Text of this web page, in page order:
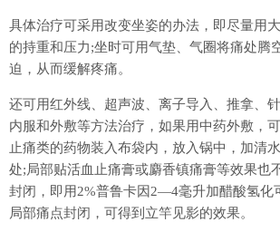
具体治疗可采用改变坐姿的办法，即尽量用
的持重和压力;坐时可用气垫、气圈将痛处腾
迫，从而缓解疼痛。
还可用红外线、超声波、离子导入、推拿、
内服和外敷等方法治疗，如果用中药外敷，
止痛类的药物装入布袋内，放入锅中，加清
处;局部贴活血止痛膏或麝香镇痛膏等效果也
封闭，即用2%普鲁卡因2—4毫升加醋酸氢化
局部痛点封闭，可得到立竿见影的效果。